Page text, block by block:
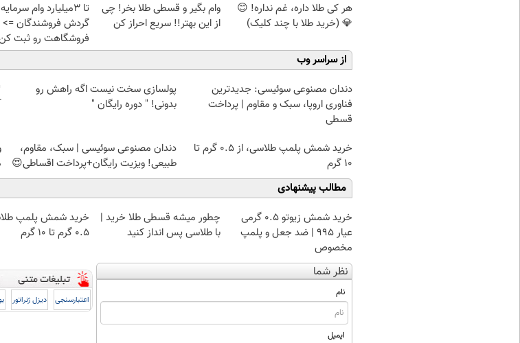
هر کی طلا داره، غم نداره! 😊
💎 (خرید طلا با چند کلیک)
وام بگیر و قسطی طلا بخر! چی
از این بهتر!! سریع احراز کن
تا 3میلیارد وام
گردش فروشندگان =>
فروشگاهت رو ثبت
از سراسر وب
دندان مصنوعی سوئیسی: جدیدترین
فناوری اروپا، سبک و مقاوم | پرداخت
قسطی
پولسازی سخت نیست اگه راهش رو
بدونی! " دوره رایگان "
خرید شمش پلمپ طلاسی، از ۰.۵ گرم تا
۱۰ گرم
دندان مصنوعی سوئیسی | سبک، مقاوم،
طبیعی! ویزیت رایگان+پرداخت اقساطی😍
مطالب پیشنهادی
خرید شمش زیوتو ۰.۵ گرمی
عیار ۹۹۵ | ضد جعل و پلمپ
مخصوص
چطور میشه قسطی طلا خرید |
با طلاسی پس انداز کنید
خرید شمش پلمپ
۰.۵ گرم تا ۱۰ گرم
نظر شما
نام
ایمیل
اعتبارسنجی دیزل ژنراتور